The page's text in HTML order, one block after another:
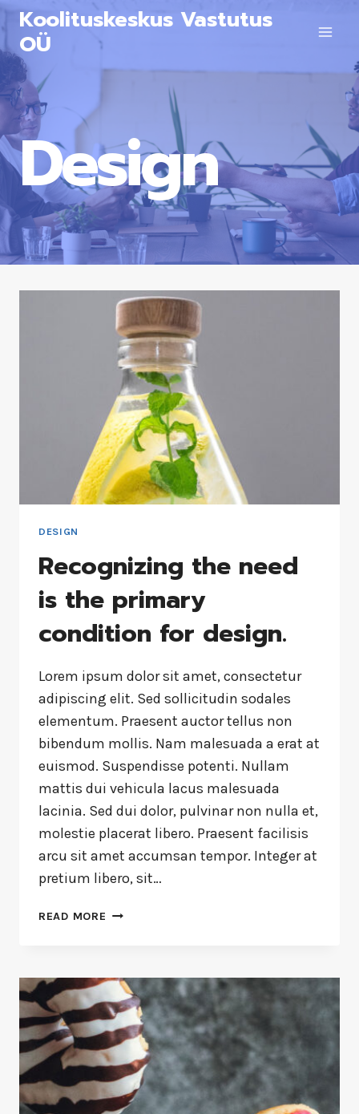
Koolituskeskus Vastutus
OÜ
Design
DESIGN
Recognizing the need
is the primary
condition for design.
Lorem ipsum dolor sit amet, consectetur
adipiscing elit. Sed sollicitudin sodales
elementum. Praesent auctor tellus non
bibendum mollis. Nam malesuada a erat at
euismod. Suspendisse potenti. Nullam
mattis dui vehicula lacus malesuada
lacinia. Sed dui dolor, pulvinar non nulla et,
molestie placerat libero. Praesent facilisis
arcu sit amet accumsan tempor. Integer at
pretium libero, sit…
READ MORE